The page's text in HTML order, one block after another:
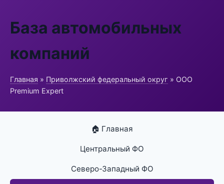
База автомобильных
компаний
Главная » Приволжский федеральный округ » ООО
Premium Expert
🏠 Главная
Центральный ФО
Северо-Западный ФО